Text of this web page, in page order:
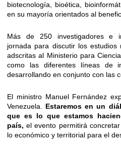
biotecnología, bioética,
en su mayoría orientados al
Más de 250 investigadores e
jornada para discutir los estudios
adscritas al Ministerio para
como las diferentes líneas de
desarrollando en conjunto con las
El ministro Manuel Fernández
Venezuela. Estaremos en un
que es lo que estamos
país,el evento permitirá
lo económico y territorial para el